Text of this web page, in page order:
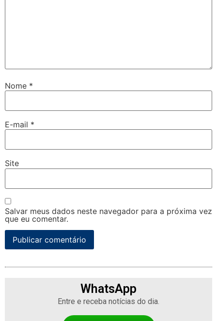
Nome *
E-mail *
Site
Salvar meus dados neste navegador para a próxima vez
que eu comentar.
WhatsApp
Entre e receba notícias do dia.